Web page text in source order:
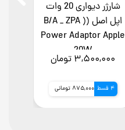
شارژر دیواری 20 وات
اپل اصل (B/A _ ZPA )
Power Adaptor Apple
20W
۳,۵۰۰,۰۰۰ تومان
4 قسط 875,000 تومانی